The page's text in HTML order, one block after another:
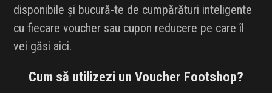
disponibile și bucură-te de cumpărături inteligente
cu fiecare voucher sau cupon reducere pe care îl
vei găsi aici.
Cum să utilizezi un Voucher Footshop?